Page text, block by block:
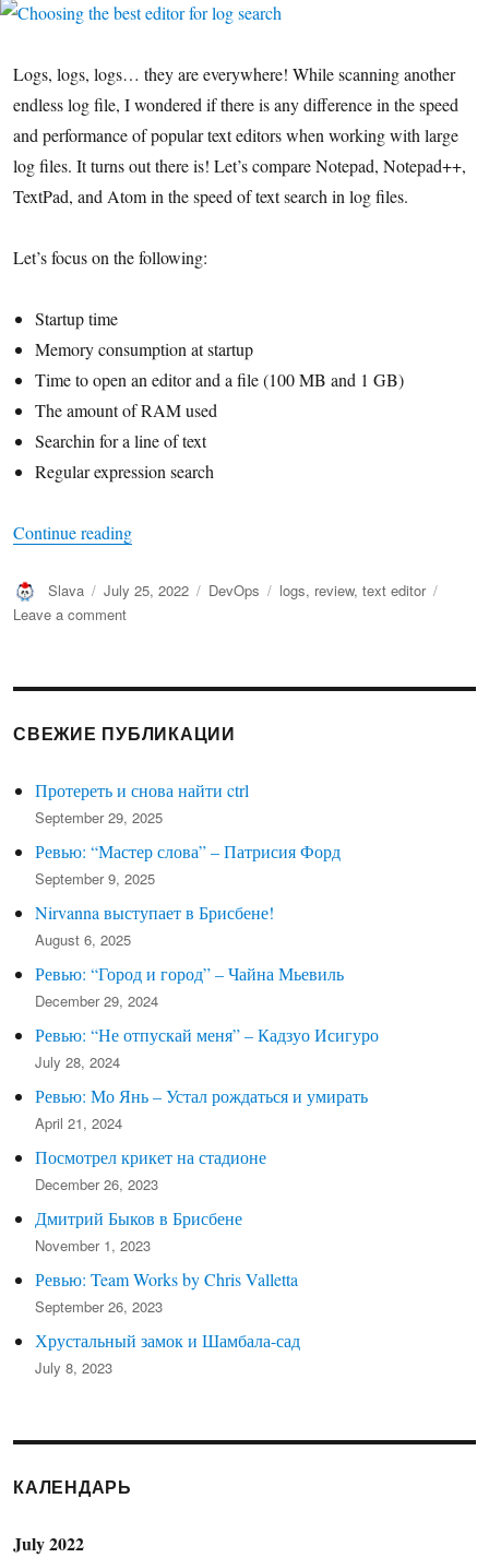
Logs, logs, logs… they are everywhere! While scanning another
endless log file, I wondered if there is any difference in the speed
and performance of popular text editors when working with large
log files. It turns out there is! Let’s compare Notepad, Notepad++,
TextPad, and Atom in the speed of text search in log files.
Let’s focus on the following:
Startup time
Memory consumption at startup
Time to open an editorand a file (100 MB and 1 GB)
The amount of RAM used
Searchin for a line of text
Regular expression search
Continue reading
Author
Slava
Posted
on
July 25, 2022 Categories
DevOps Tags
logs, review,text editor
Leave a comment
best
for
СВЕЖИЕ ПУБЛИКАЦИИ
Протереть и снова найти ctrl
September 29, 2025
Ревью: “Мастер слова” – Патрисия Форд
September 9, 2025
Nirvanna выступает в Брисбене!
August 6, 2025
Ревью: “Город и город” – Чайна Мьевиль
December 29, 2024
Ревью: “Не отпускай меня” – Кадзуо Исигуро
July 28, 2024
Ревью: Мо Янь – Устал рождаться и умирать
April 21, 2024
Посмотрел крикет на стадионе
December 26, 2023
Дмитрий Быков в Брисбене
November 1, 2023
Ревью: Team Works by Chris Valletta
September 26, 2023
Хрустальный замок и Шамбала-сад
July 8, 2023
КАЛЕНДАРЬ
July 2022